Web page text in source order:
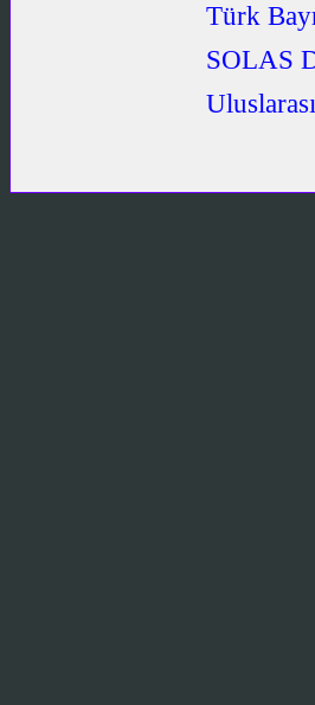
Türk
SOLAS